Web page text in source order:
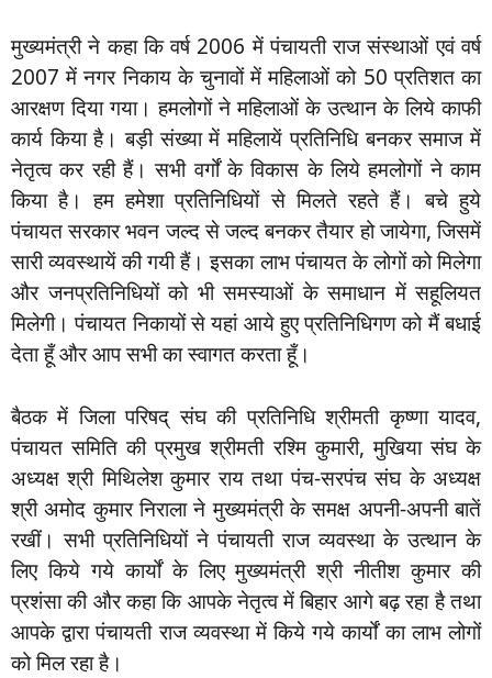
मुख्यमंत्री ने कहा कि वर्ष 2006 में पंचायती राज संस्थाओं एवं वर्ष
2007 में नगर निकाय के चुनावों में महिलाओं को 50 प्रतिशत का
आरक्षण दिया गया। हमलोगों ने महिलाओं के उत्थान के लिये काफी
कार्य किया है। बड़ी संख्या में महिलायें प्रतिनिधि बनकर समाज में
नेतृत्व कर रही हैं। सभी वर्गों के विकास के लिये हमलोगों ने काम
किया है। हम हमेशा प्रतिनिधियों से मिलते रहते हैं। बचे हुये
पंचायत सरकार भवन जल्द से जल्द बनकर तैयार हो जायेगा, जिसमें
सारी व्यवस्थायें की गयी हैं। इसका लाभ पंचायत के लोगों को मिलेगा
और जनप्रतिनिधियों को भी समस्याओं के समाधान में सहूलियत
मिलेगी। पंचायत निकायों से यहां आये हुए प्रतिनिधिगण को मैं बधाई
देता हूँ और आप सभी का स्वागत करता हूँ।
बैठक में जिला परिषद् संघ की प्रतिनिधि श्रीमती कृष्णा यादव,
पंचायत समिति की प्रमुख श्रीमती रश्मि कुमारी, मुखिया संघ के
अध्यक्ष श्री मिथिलेश कुमार राय तथा पंच-सरपंच संघ के अध्यक्ष
श्री अमोद कुमार निराला ने मुख्यमंत्री के समक्ष अपनी-अपनी बातें
रखीं। सभी प्रतिनिधियों ने पंचायती राज व्यवस्था के उत्थान के
लिए किये गये कार्यों के लिए मुख्यमंत्री श्री नीतीश कुमार की
प्रशंसा की और कहा कि आपके नेतृत्व में बिहार आगे बढ़ रहा है तथा
आपके द्वारा पंचायती राज व्यवस्था में किये गये कार्यों का लाभ लोगों
को मिल रहा है।